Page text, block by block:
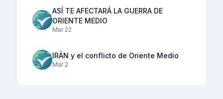
ASÍ TE AFECTARÁ LA GUERRA DE
ORIENTE MEDIO
Mar 22
IRÁN y el conflicto de Oriente Medio
Mar 2